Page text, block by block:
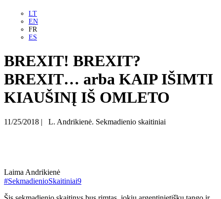
LT
EN
FR
ES
BREXIT! BREXIT?
BREXIT… arba KAIP IŠIMTI
KIAUŠINĮ IŠ OMLETO
11/25/2018 | L. Andrikienė. Sekmadienio skaitiniai
Laima Andrikienė
#SekmadienioSkaitiniai9